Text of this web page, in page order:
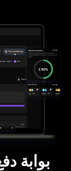
بوابة